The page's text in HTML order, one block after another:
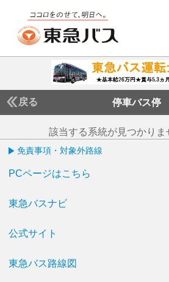
戻る 停車バス停
該当する系統が見つかりま
免責事項・対象外路線
PCページはこちら
東急バスナビ
公式サイト
東急バス路線図